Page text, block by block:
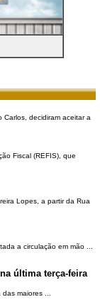
decidiram aceitar a
Fiscal (REFIS), que
Lopes, a partir da Rua
a circulação em mão ...
última terça-feira
maiores ...